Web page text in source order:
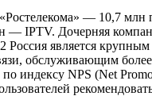
— 10,7 млн
— IPTV. Дочерняя
Россия является
обслуживающим
индексу NPS (Net